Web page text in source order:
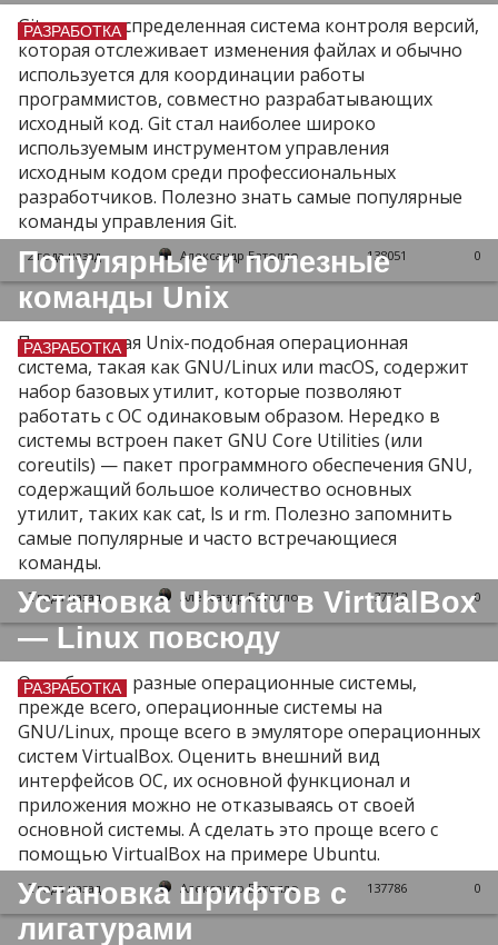
РАЗРАБОТКА
Git — это распределенная система контроля версий,
которая отслеживает изменения файлах и обычно
используется для координации работы
программистов, совместно разрабатывающих
исходный код. Git стал наиболее широко
используемым инструментом управления
исходным кодом среди профессиональных
разработчиков. Полезно знать самые популярные
команды управления Git.
2 года назад Александр Батолло 138051 0
Популярные и полезные
команды Unix
РАЗРАБОТКА
Почти каждая Unix-подобная операционная
система, такая как GNU/Linux или macOS, содержит
набор базовых утилит, которые позволяют
работать с ОС одинаковым образом. Нередко в
системы встроен пакет GNU Core Utilities (или
coreutils) — пакет программного обеспечения GNU,
содержащий большое количество основных
утилит, таких как cat, ls и rm. Полезно запомнить
самые популярные и часто встречающиеся
команды.
2 года назад Александр Батолло 137712 0
Установка Ubuntu в VirtualBox
— Linux повсюду
РАЗРАБОТКА
Опробовать разные операционные системы,
прежде всего, операционные системы на
GNU/Linux, проще всего в эмуляторе операционных
систем VirtualBox. Оценить внешний вид
интерфейсов ОС, их основной функционал и
приложения можно не отказываясь от своей
основной системы. А сделать это проще всего с
помощью VirtualBox на примере Ubuntu.
2 года назад Александр Батолло 137786 0
Установка шрифтов с
лигатурами